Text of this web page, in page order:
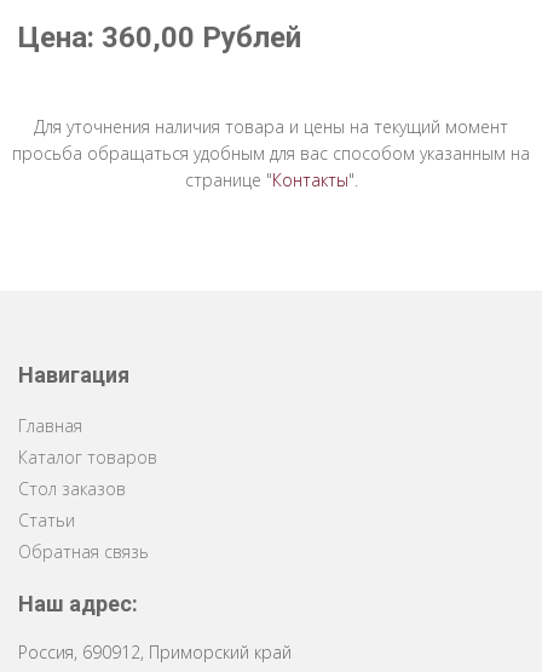
Цена: 360,00 Рублей
Для уточнения наличия товара и цены на текущий момент
просьба обращаться удобным для вас способом указанным на
странице "Контакты".
Навигация
Главная
Каталог товаров
Стол заказов
Статьи
Обратная связь
Наш адрес:
Россия, 690912, Приморский край